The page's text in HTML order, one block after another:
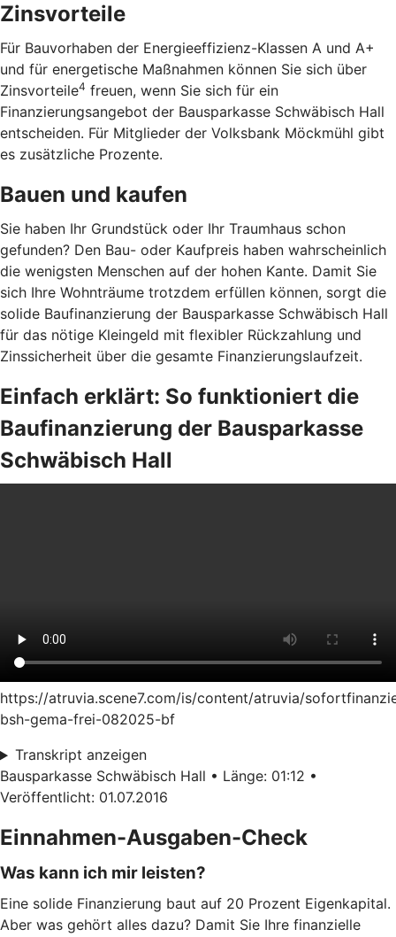
Zinsvorteile
Für Bauvorhaben der Energieeffizienz-Klassen A und A+
und für energetische Maßnahmen können Sie sich über
Zinsvorteile4 freuen, wenn Sie sich für ein
Finanzierungsangebot der Bausparkasse Schwäbisch Hall
entscheiden. Für Mitglieder der Volksbank Möckmühl gibt
es zusätzliche Prozente.
Bauen und kaufen
Sie haben Ihr Grundstück oder Ihr Traumhaus schon
gefunden? Den Bau- oder Kaufpreis haben wahrscheinlich
die wenigsten Menschen auf der hohen Kante. Damit Sie
sich Ihre Wohnträume trotzdem erfüllen können, sorgt die
solide Baufinanzierung der Bausparkasse Schwäbisch Hall
für das nötige Kleingeld mit flexibler Rückzahlung und
Zinssicherheit über die gesamte Finanzierungslaufzeit.
Einfach erklärt: So funktioniert die
Baufinanzierung der Bausparkasse
Schwäbisch Hall
https://atruvia.scene7.com/is/content/atruvia/
bsh-gema-frei-082025-bf
Transkript anzeigen
Bausparkasse Schwäbisch Hall • Länge: 01:12 •
Veröffentlicht: 01.07.2016
Einnahmen-Ausgaben-Check
Was kann ich mir leisten?
Eine solide Finanzierung baut auf 20 Prozent Eigenkapital.
Aber was gehört alles dazu? Damit Sie Ihre finanzielle